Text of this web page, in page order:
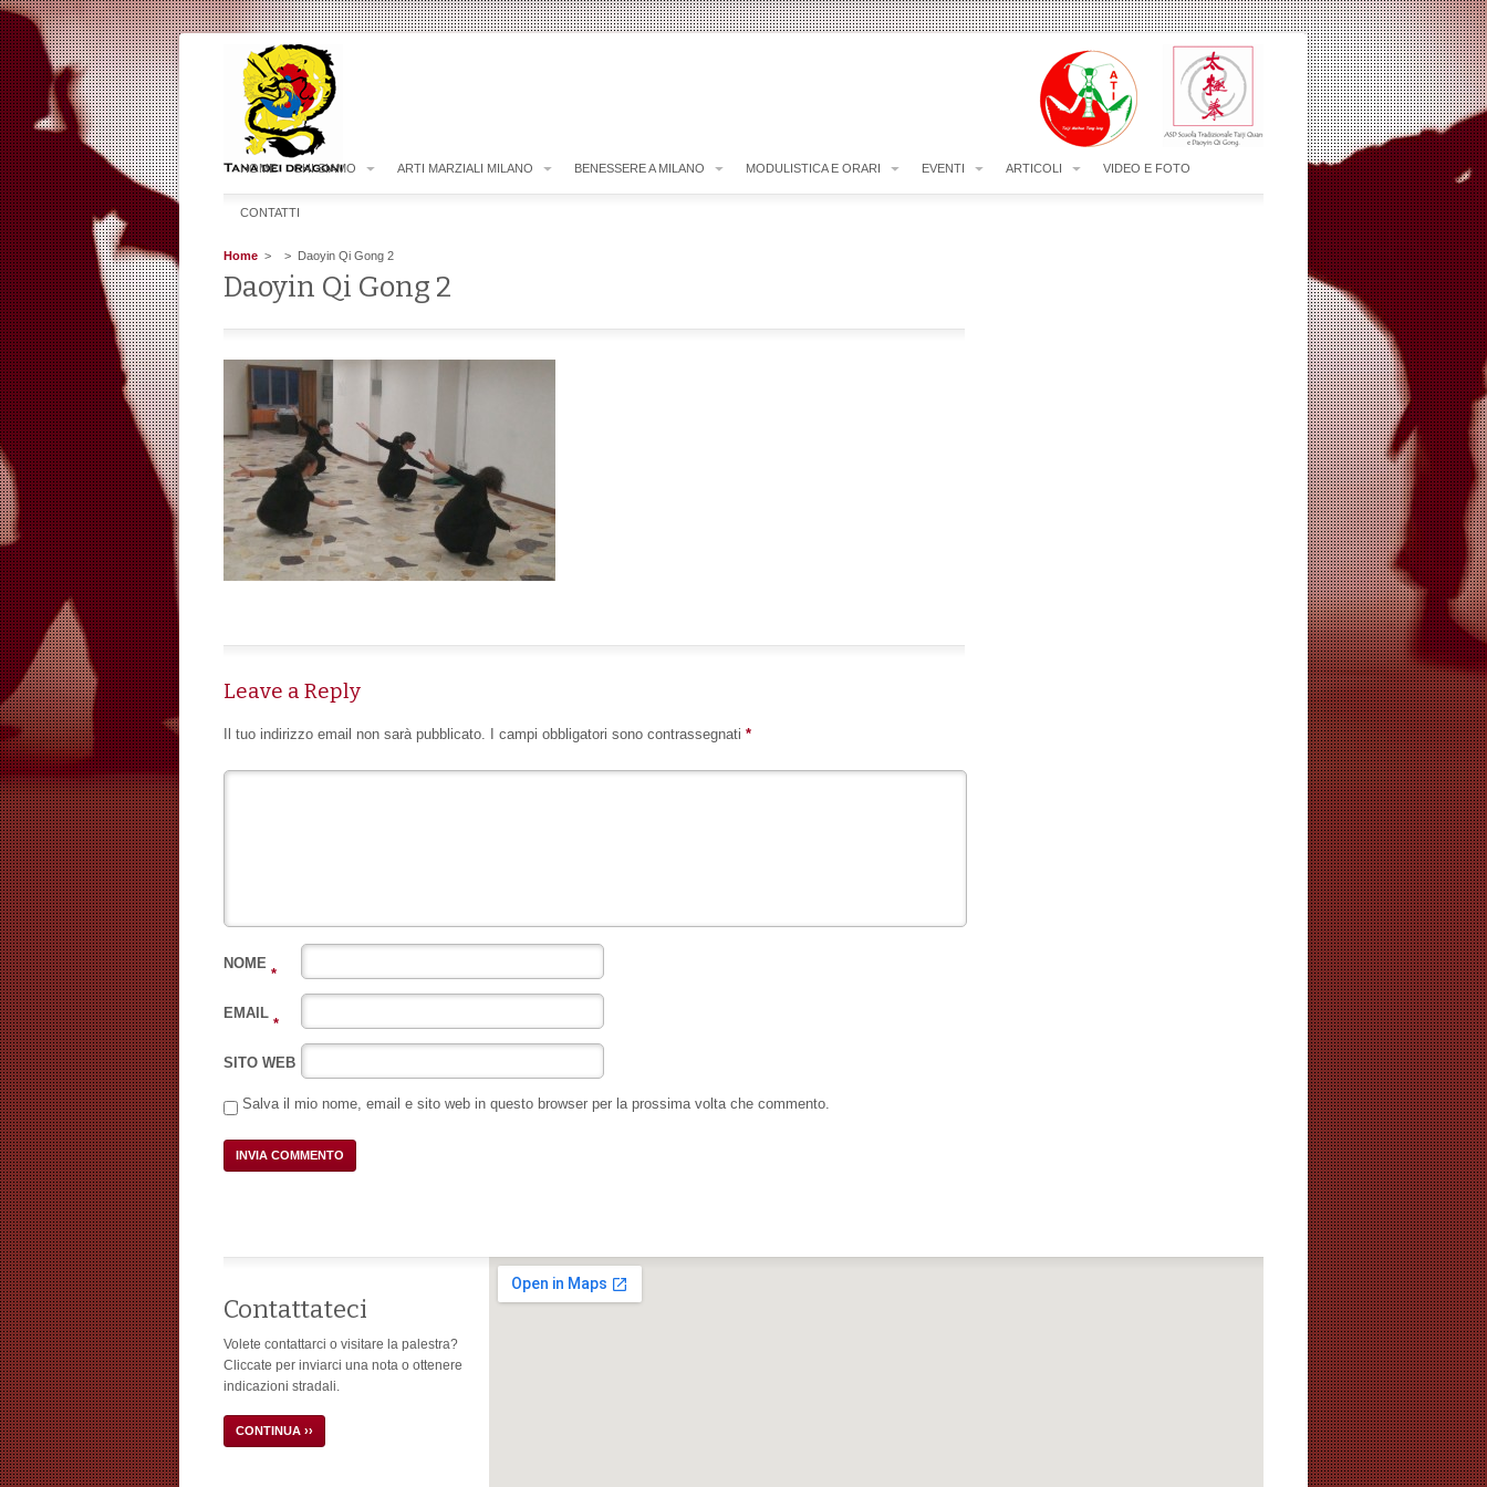
HOME CHI SIAMO ARTI MARZIALI MILANO BENESSERE A MILANO MODULISTICA E ORARI EVENTI ARTICOLI VIDEO E FOTO
CONTATTI
Home > > Daoyin Qi Gong 2
Daoyin Qi Gong 2
Leave a Reply
Il tuo indirizzo email non sarà pubblicato. I campi obbligatori sono contrassegnati *
NOME
*
EMAIL
*
SITO WEB
Salva il mio nome, email e sito web in questo browser per la prossima volta che commento.
Contattateci
Volete contattarci o visitare la palestra?
Cliccate per inviarci una nota o ottenere
indicazioni stradali.
CONTINUA ››